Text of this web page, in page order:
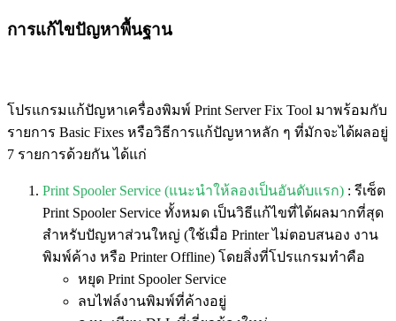
การแก้ไขปัญหาพื้นฐาน
โปรแกรมแก้ปัญหาเครื่องพิมพ์ Print Server Fix Tool มาพร้อมกับ
รายการ Basic Fixes หรือวิธีการแก้ปัญหาหลัก ๆ ที่มักจะได้ผลอยู่
7 รายการด้วยกัน ได้แก่
Print Spooler Service (แนะนำให้ลองเป็นอันดับแรก) : รีเซ็ต
Print Spooler Service ทั้งหมด เป็นวิธีแก้ไขที่ได้ผลมากที่สุด
สำหรับปัญหาส่วนใหญ่ (ใช้เมื่อ Printer ไม่ตอบสนอง งาน
พิมพ์ค้าง หรือ Printer Offline) โดยสิ่งที่โปรแกรมทำคือ
หยุด Print Spooler Service
ลบไฟล์งานพิมพ์ที่ค้างอยู่